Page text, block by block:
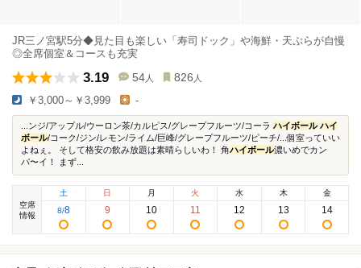
JR三ノ宮駅5分◆見た目も楽しい「寿司ドック」や海鮮・天ぷらが自慢
◎全席個室＆コースも充実
3.19 54 人 826 人
￥3,000～￥3,999 -
...ンジ/アップル/ウーロン茶/カルピス/グレープフルーツ/コーラ ハイボール ハイ
ボール/コーク/ジン/レモン/ライム/巨峰/グレープフルーツ/ピーチ/...個室っていい
よねぇ。 そして格安の飲み放題は素晴らしいわ！ 角ハイボール濃いめでカン
パ〜イ！ まず...
空席
情報
土
8/8
日
9
月
10
火
11
水
12
木
13
金
14